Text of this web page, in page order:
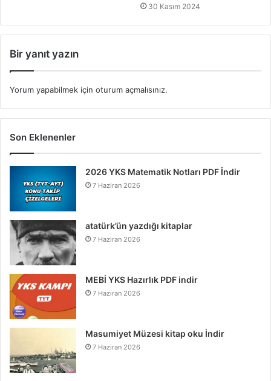
30 Kasım 2024
Bir yanıt yazın
Yorum yapabilmek için oturum açmalısınız.
Son Eklenenler
2026 YKS Matematik Notları PDF İndir
7 Haziran 2026
atatürk’ün yazdığı kitaplar
7 Haziran 2026
MEBİ YKS Hazırlık PDF indir
7 Haziran 2026
Masumiyet Müzesi kitap oku İndir
7 Haziran 2026